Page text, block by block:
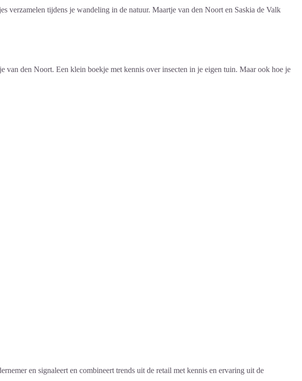
verzamelen tijdens je wandeling in de natuur. Maartje van den Noort en Saskia de Valk
van den Noort. Een klein boekje met kennis over insecten in je eigen tuin. Maar ook hoe je
en signaleert en combineert trends uit de retail met kennis en ervaring uit de